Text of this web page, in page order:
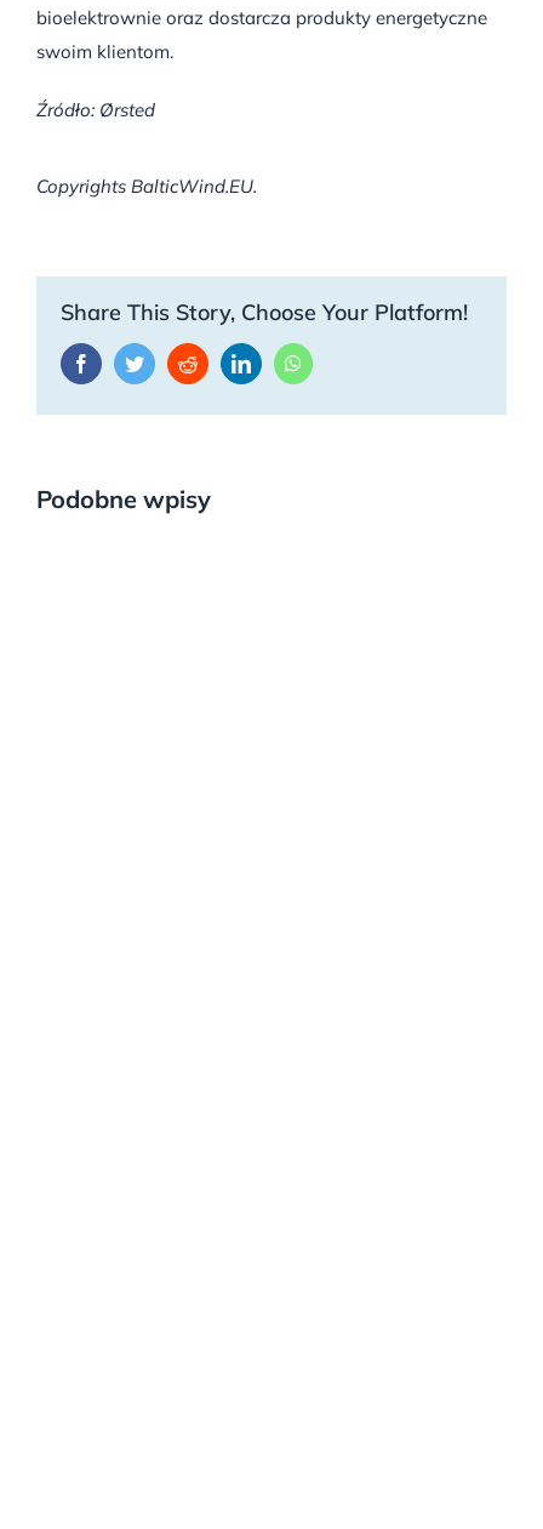
bioelektrownie oraz dostarcza produkty energetyczne
swoim klientom.
Źródło: Ørsted
Copyrights BalticWind.EU.
Share This Story, Choose Your Platform!
FacebookTwitterRedditLinkedInWhatsApp
Podobne wpisy